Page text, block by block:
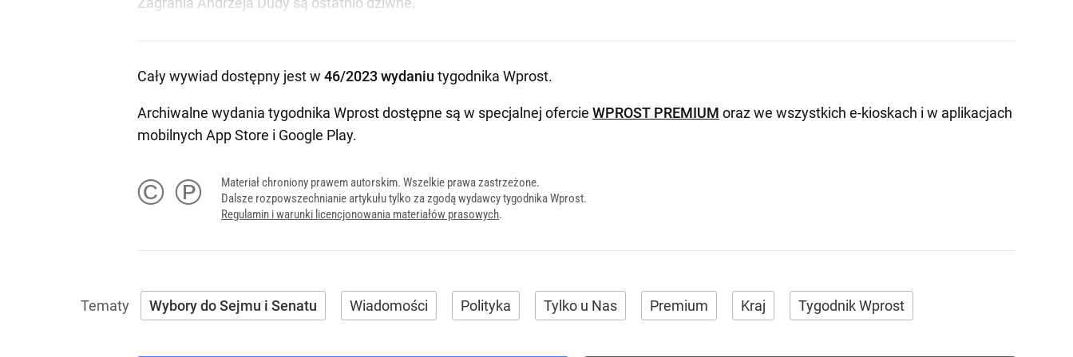
Cały wywiad dostępny jest w 46/2023 wydaniu tygodnika Wprost.
Archiwalne wydania tygodnika Wprost dostępne są w specjalnej ofercie WPROST PREMIUM oraz we wszystkich e-kioskach i w aplikacjach
mobilnych App Store i Google Play.
© ℗
Materiał chroniony prawem autorskim. Wszelkie prawa zastrzeżone.
Dalsze rozpowszechnianie artykułu tylko za zgodą wydawcy tygodnika Wprost.
Regulamin i warunki licencjonowania materiałów prasowych.
Wybory do Sejmu i Senatu Wiadomości Polityka Tylko u Nas Premium Kraj Tygodnik Wprost